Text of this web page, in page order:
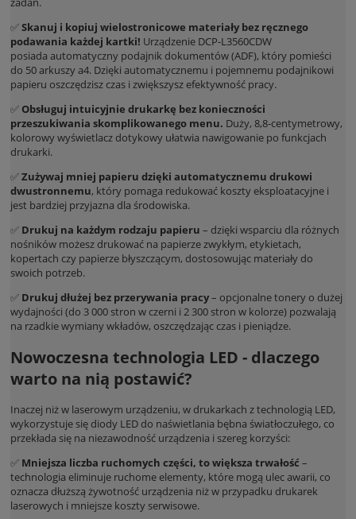
✅Skanuj i kopiuj wielostronicowe materiały bez ręcznego
podawania każdej kartki! Urządzenie DCP-L3560CDW
posiada automatyczny podajnik dokumentów (ADF), który pomieści
do 50 arkuszy a4. Dzięki automatycznemu i pojemnemu podajnikowi
papieru oszczędzisz czas i zwiększysz efektywność pracy.
✅ Obsługuj intuicyjnie drukarkę bez konieczności
przeszukiwania skomplikowanego menu. Duży, 8,8-centymetrowy,
kolorowy wyświetlacz dotykowy ułatwia nawigowanie po funkcjach
drukarki.
✅Zużywaj mniej papieru dzięki automatycznemu drukowi
dwustronnemu, który pomaga redukować koszty eksploatacyjne i
jest bardziej przyjazna dla środowiska.
✅ Drukuj na każdym rodzaju papieru – dzięki wsparciu dla różnych
nośników możesz drukować na papierze zwykłym, etykietach,
kopertach czy papierze błyszczącym, dostosowując materiały do
swoich potrzeb.
✅ Drukuj dłużej bez przerywania pracy– opcjonalne tonery o dużej
wydajności (do 3 000 stron w czerni i 2 300 stron w kolorze) pozwalają
na rzadkie wymiany wkładów, oszczędzając czas i pieniądze.
Nowoczesna technologia LED - dlaczego
warto na nią postawić?
Inaczej niż w laserowym urządzeniu, w drukarkach z technologią LED,
wykorzystuje się diody LED do naświetlania bębna światłoczułego, co
przekłada się na niezawodność urządzenia i szereg korzyści:
✅ Mniejsza liczba ruchomych części, to większa trwałość –
technologia eliminuje ruchome elementy, które mogą ulec awarii, co
oznacza dłuższą żywotność urządzenia niż w przypadku drukarek
laserowych i mniejsze koszty serwisowe.